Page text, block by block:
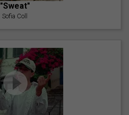
"Sweat"
Sofia Coll